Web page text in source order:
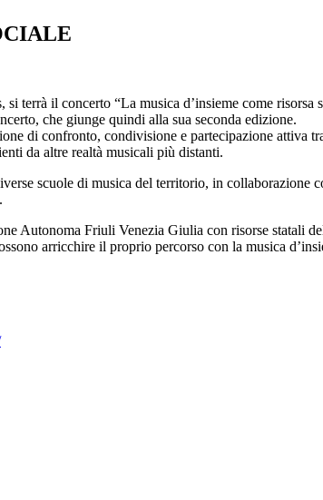
terrà il concerto “La musica d’insieme come
che giunge quindi alla sua seconda edizione.
di confronto, condivisione e partecipazione attiva
da altre realtà musicali più distanti.
scuole di musica del territorio, in
Autonoma Friuli Venezia Giulia con risorse statali
arricchire il proprio percorso con la musica